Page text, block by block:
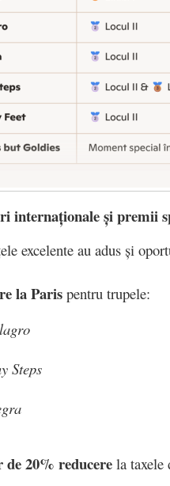
internaționale și premii
excelente au adus și
la Parispentru trupele:
Steps
de 20% reducere la taxele